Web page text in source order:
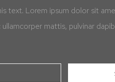
text. Lorem ipsum dolor sit
mattis, pulvinar